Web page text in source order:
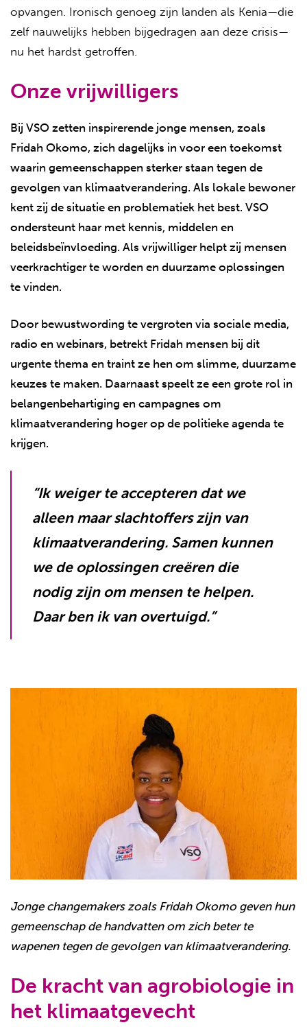
opvangen. Ironisch genoeg zijn landen als Kenia—die
zelf nauwelijks hebben bijgedragen aan deze crisis—
nu het hardst getroffen.
Onze vrijwilligers
Bij VSO zetten inspirerende jonge mensen, zoals
Fridah Okomo, zich dagelijks in voor een toekomst
waarin gemeenschappen sterker staan tegen de
gevolgen van klimaatverandering. Als lokale bewoner
kent zij de situatie en problematiek het best. VSO
ondersteunt haar met kennis, middelen en
beleidsbeïnvloeding. Als vrijwilliger helpt zij mensen
veerkrachtiger te worden en duurzame oplossingen
te vinden.
Door bewustwording te vergroten via sociale media,
radio en webinars, betrekt Fridah mensen bij dit
urgente thema en traint ze hen om slimme, duurzame
keuzes te maken. Daarnaast speelt ze een grote rol in
belangenbehartiging en campagnes om
klimaatverandering hoger op de politieke agenda te
krijgen.
“Ik weiger te accepteren dat we
alleen maar slachtoffers zijn van
klimaatverandering. Samen kunnen
we de oplossingen creëren die
nodig zijn om mensen te helpen.
Daar ben ik van overtuigd.”
Jonge changemakers zoals Fridah Okomo geven hun
gemeenschap de handvatten om zich beter te
wapenen tegen de gevolgen van klimaatverandering.
De kracht van agrobiologie in
het klimaatgevecht